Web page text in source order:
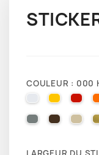
COULEUR : 000
010 WHITE
025 031
071 GREY
080 082